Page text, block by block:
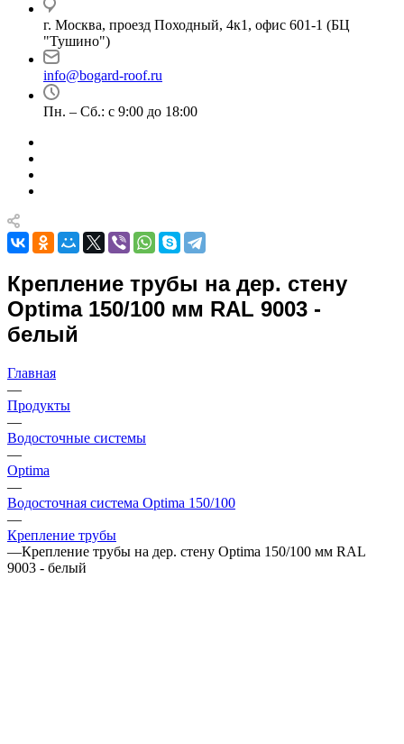
г. Москва, проезд Походный, 4к1, офис 601-1 (БЦ
"Тушино")
info@bogard-roof.ru
Пн. – Сб.: с 9:00 до 18:00
Крепление трубы на дер. стену
Optima 150/100 мм RAL 9003 -
белый
Главная
—
Продукты
—
Водосточные системы
—
Optima
—
Водосточная система Optima 150/100
—
Крепление трубы
—Крепление трубы на дер. стену Optima 150/100 мм RAL
9003 - белый